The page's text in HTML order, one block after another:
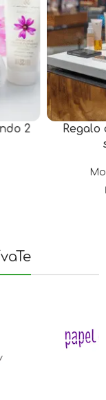
Regalo
Moda •
Hasta: